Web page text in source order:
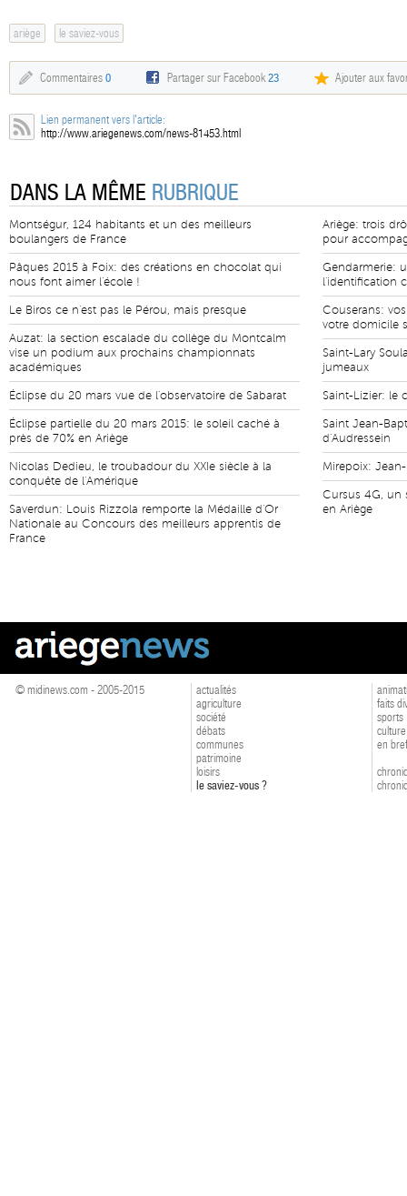
ariège le saviez-vous
Commentaires 0 Partager sur Facebook23 Ajouter aux
Lien permanent vers l'article:
http://www.ariegenews.com/news-81453.html
DANS LA MÊME RUBRIQUE
Montségur, 124 habitants et un des meilleurs
boulangers de France
Pâques 2015 à Foix: des créations en chocolat qui
nous font aimer l'école !
Le Biros ce n'est pas le Pérou, mais presque
Auzat: la section escalade du collège du Montcalm
vise un podium aux prochains championnats
académiques
Éclipse du 20 mars vue de l'observatoire de Sabarat
Éclipse partielle du 20 mars 2015: le soleil caché à
près de 70% en Ariège
Nicolas Dedieu, le troubadour du XXIe siècle à la
conquête de l'Amérique
Saverdun: Louis Rizzola remporte la Médaille d'Or
Nationale au Concours des meilleurs apprentis de
France
Ariège: trois
pour
Gendarmerie:
l'identification
Couserans:
votre domicile
Saint-Lary
jumeaux
Saint-Lizier: le
Saint Jean-
d'Audressein
Mirepoix:
Cursus 4G, un
en Ariège
© midinews.com - 2005-2015
actualités
agriculture
société
débats
communes
patrimoine
loisirs
le saviez-vous ?
faits
sports
culture
en bref